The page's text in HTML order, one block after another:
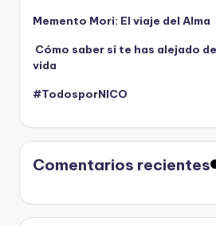
Memento Mori: El viaje del Alma
Cómo saber si te has alejado
vida
#TodosporNICO
Comentarios recientes